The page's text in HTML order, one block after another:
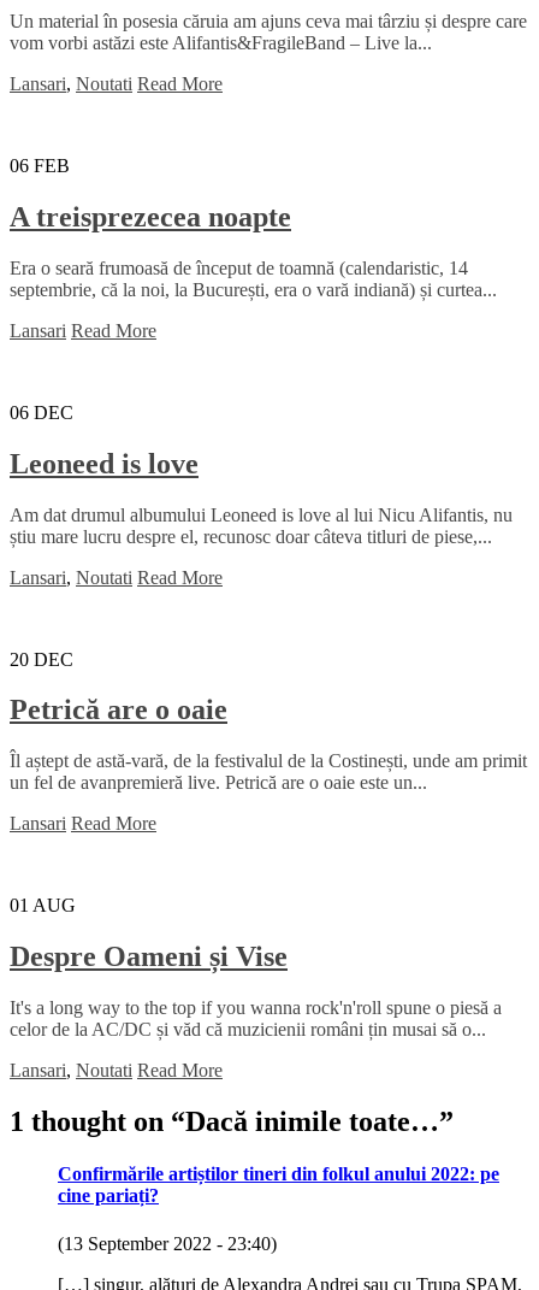
Un material în posesia căruia am ajuns ceva mai târziu și despre care
vom vorbi astăzi este Alifantis&FragileBand – Live la...
Lansari, Noutati Read More
06 FEB
A treisprezecea noapte
Era o seară frumoasă de început de toamnă (calendaristic, 14
septembrie, că la noi, la București, era o vară indiană) și curtea...
Lansari Read More
06 DEC
Leoneed is love
Am dat drumul albumului Leoneed is love al lui Nicu Alifantis, nu
știu mare lucru despre el, recunosc doar câteva titluri de piese,...
Lansari, Noutati Read More
20 DEC
Petrică are o oaie
Îl aștept de astă-vară, de la festivalul de la Costinești, unde am primit
un fel de avanpremieră live. Petrică are o oaie este un...
Lansari Read More
01 AUG
Despre Oameni și Vise
It's a long way to the top if you wanna rock'n'roll spune o piesă a
celor de la AC/DC și văd că muzicienii români țin musai să o...
Lansari, Noutati Read More
1 thought on “Dacă inimile toate…”
Confirmările artiștilor tineri din folkul anului 2022: pe
cine pariați?
(13 September 2022 - 23:40)
[…] singur, alături de Alexandra Andrei sau cu Trupa SPAM,